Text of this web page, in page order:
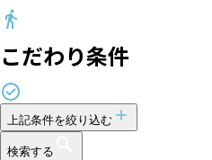
こだわり条件
上記条件を絞り込む
検索する